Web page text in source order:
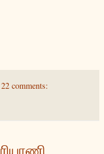
22 comments: